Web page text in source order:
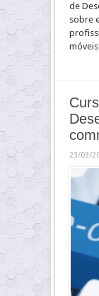
de
sobre
móveis
23/03/